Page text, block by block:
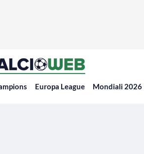
Europa League Mondiali 2026